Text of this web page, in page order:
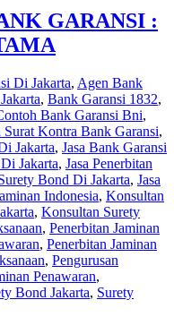
GARANSI :
Di Jakarta, Agen Bank
, Bank Garansi 1832,
Bank Garansi Bni,
Surat Kontra Bank Garansi,
Jakarta, Jasa Bank Garansi
Jakarta, Jasa Penerbitan
Bond Di Jakarta, Jasa
Indonesia, Konsultan
, Konsultan Surety
, Penerbitan Jaminan
, Penerbitan Jaminan
, Pengurusan
Penawaran,
Bond Jakarta, Surety